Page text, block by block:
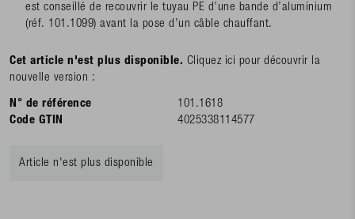
est conseillé de recouvrir le tuyau PE d’une bande d’aluminium
(réf. 101.1099) avant la pose d’un câble chauffant.
Cet article n'est plus disponible. Cliquez ici pour découvrir la
nouvelle version :
N° de référence
101.1618
Code GTIN
4025338114577
Article n'est plus disponible